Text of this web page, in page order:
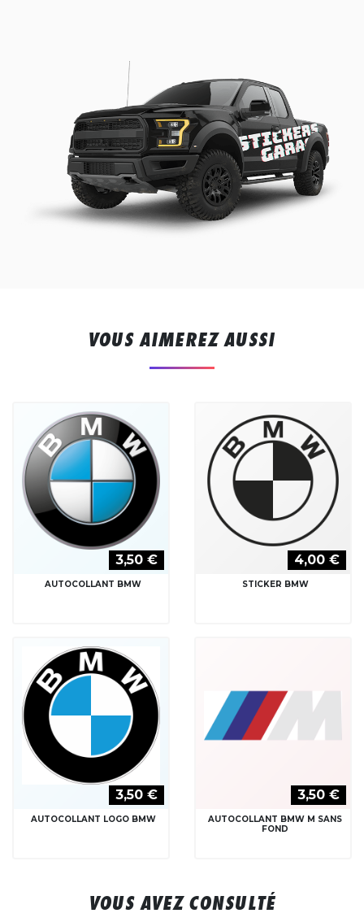
VOUS AIMEREZ AUSSI
3,50 €
AUTOCOLLANT BMW
4,00 €
STICKER BMW
3,50 €
AUTOCOLLANT LOGO BMW
3,50 €
AUTOCOLLANT BMW M SANS
FOND
VOUS AVEZ CONSULTÉ